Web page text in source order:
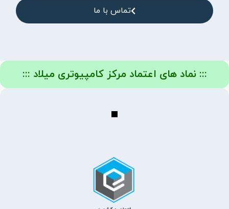
تماس با ما
::: نماد های اعتماد مرکز کامپیوتری میلاد :::